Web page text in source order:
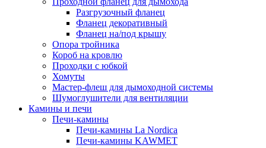
Разгрузочный фланец
Фланец декоративный
Фланец на/под крышу
Опора тройника
Короб на кровлю
Проходки с юбкой
Хомуты
Мастер-флеш для дымоходной системы
Шумоглушители для вентиляции
Камины и печи
Печи-камины
Печи-камины La Nordica
Печи-камины KAWMET